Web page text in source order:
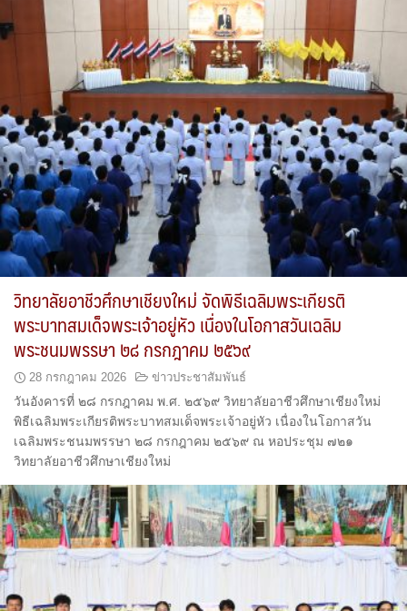
วิทยาลัยอาชีวศึกษาเชียงใหม่ จัดพิธีเฉลิมพระเกียรติ
พระบาทสมเด็จพระเจ้าอยู่หัว เนื่องในโอกาสวันเฉลิม
พระชนมพรรษา ๒๘ กรกฎาคม ๒๕๖๙
28 กรกฎาคม 2026 ข่าวประชาสัมพันธ์
วันอังคารที่ ๒๘ กรกฎาคม พ.ศ. ๒๕๖๙ วิทยาลัยอาชีวศึกษาเชียงใหม่
พิธีเฉลิมพระเกียรติพระบาทสมเด็จพระเจ้าอยู่หัว เนื่องในโอกาสวัน
เฉลิมพระชนมพรรษา ๒๘ กรกฎาคม ๒๕๖๙ ณ หอประชุม ๗๒๑
วิทยาลัยอาชีวศึกษาเชียงใหม่